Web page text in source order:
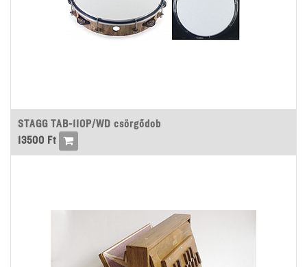
STAGG TAB-110P/WD csörgődob
13500 Ft